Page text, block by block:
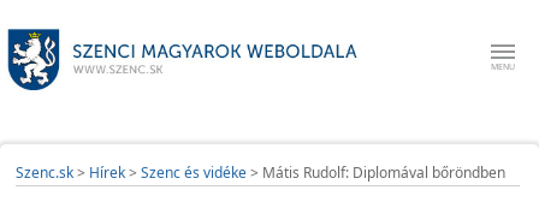
Szenc.sk> Hírek> Szenc és vidéke> Mátis Rudolf: Diplomával bőröndben